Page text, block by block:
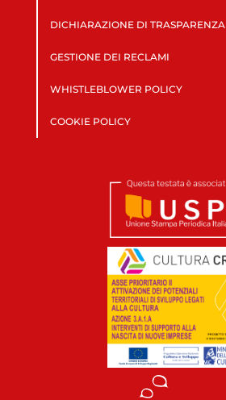
DICHIARAZIONE DI TRASPARENZA
GESTIONE DEI RECLAMI
WHISTLEBLOWER POLICY
COOKIE POLICY